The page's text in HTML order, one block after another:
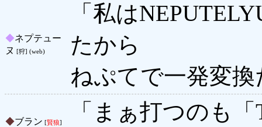
◆ネプテュー
ヌ
[狩] (web)
「私は
たから
ねぷてで一発変換
◆ブラン [賢狼]
「まぁ打つのも